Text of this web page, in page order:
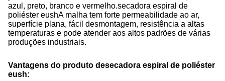
azul, preto, branco e vermelho.secadora espiral de
poliéster eushA malha tem forte permeabilidade ao ar,
superfície plana, fácil desmontagem, resistência a altas
temperaturas e pode atender aos altos padrões de várias
produções industriais.
Vantagens do produto desecadora espiral de poliéster
eush: